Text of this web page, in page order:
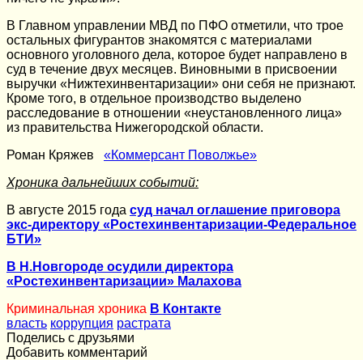
В Главном управлении МВД по ПФО отметили, что трое
остальных фигурантов знакомятся с материалами
основного уголовного дела, которое будет направлено в
суд в течение двух месяцев. Виновными в присвоении
выручки «Нижтехинвентаризации» они себя не признают.
Кроме того, в отдельное производство выделено
расследование в отношении «неустановленного лица»
из правительства Нижегородской области.
Роман Кряжев «Коммерсант Поволжье»
Хроника дальнейших событий:
В августе 2015 года суд начал оглашение приговора
экс-директору «Ростехинвентаризации-Федеральное
БТИ»
В Н.Новгороде осудили директора
«Ростехинвентаризации» Малахова
Криминальная хроника В Контакте
власть коррупция растрата
Поделись с друзьями
Добавить комментарий